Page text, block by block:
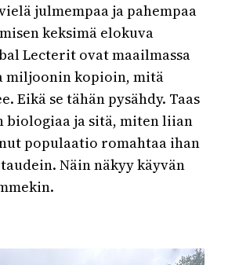
julmempaa ja pahempaa
keksimä elokuva
Lecterit ovat maailmassa
miljoonin kopioin, mitä
Eikä se tähän pysähdy. Taas
biologiaa ja sitä, miten liian
populaatio romahtaa ihan
Näin näkyy käyvän